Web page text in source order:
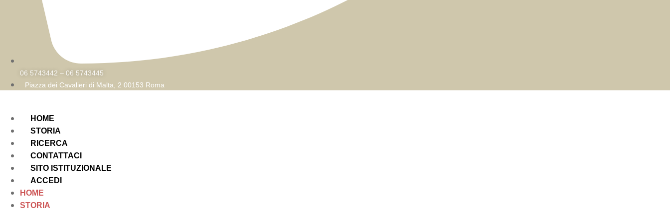
06 5743442 – 06 5743445
Piazza dei Cavalieri di Malta, 2 00153 Roma
HOME
STORIA
RICERCA
CONTATTACI
SITO ISTITUZIONALE
ACCEDI
HOME
STORIA